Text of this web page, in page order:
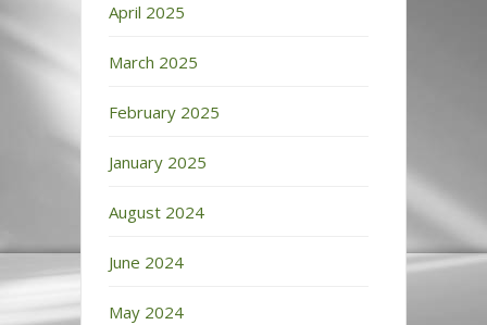
April 2025
March 2025
February 2025
January 2025
August 2024
June 2024
May 2024